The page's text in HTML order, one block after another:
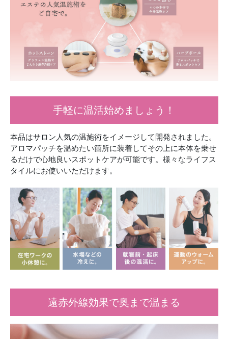
手軽に温活始めましょう！
本品はサロン人気の温施術をイメージして開発されました。
アロマパッチを温めたい箇所に装着してその上に本体を乗せ
るだけで心地良いスポットケアが可能です。様々なライフス
タイルにお使いいただけます。
遠赤外線効果で奥まで温まる